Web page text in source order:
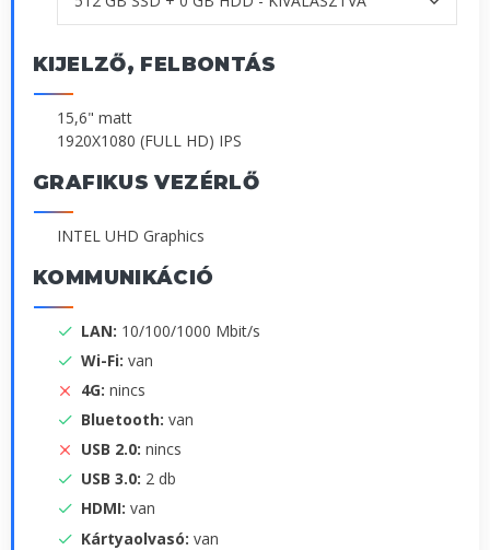
KIJELZŐ, FELBONTÁS
15,6" matt
1920X1080 (FULL HD) IPS
GRAFIKUS VEZÉRLŐ
INTEL UHD Graphics
KOMMUNIKÁCIÓ
LAN: 10/100/1000 Mbit/s
Wi-Fi: van
4G: nincs
Bluetooth: van
USB 2.0: nincs
USB 3.0: 2 db
HDMI: van
Kártyaolvasó: van